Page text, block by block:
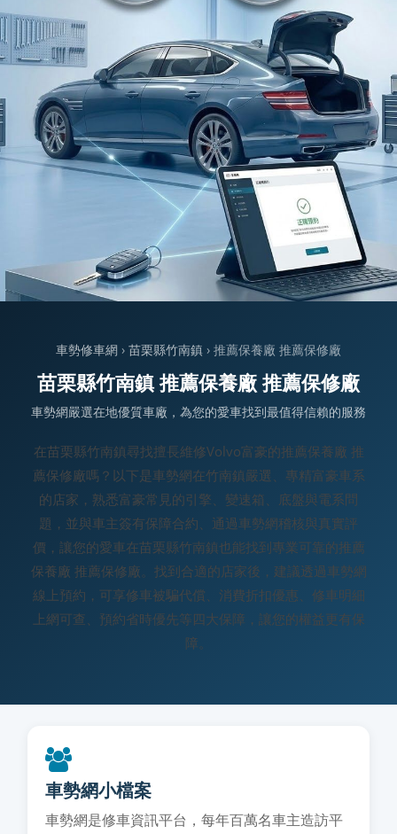
車勢修車網 › 苗栗縣竹南鎮 › 推薦保養廠 推薦保修廠
苗栗縣竹南鎮 推薦保養廠 推薦保修廠
車勢網嚴選在地優質車廠，為您的愛車找到最值得信賴的服務
在苗栗縣竹南鎮尋找擅長維修Volvo富豪的推薦保養廠 推
薦保修廠嗎？以下是車勢網在竹南鎮嚴選、專精富豪車系
的店家，熟悉富豪常見的引擎、變速箱、底盤與電系問
題，並與車主簽有保障合約、通過車勢網稽核與真實評
價，讓您的愛車在苗栗縣竹南鎮也能找到專業可靠的推薦
保養廠 推薦保修廠。找到合適的店家後，建議透過車勢網
線上預約，可享修車被騙代償、消費折扣優惠、修車明細
上網可查、預約省時優先等四大保障，讓您的權益更有保
障。
車勢網小檔案
車勢網是修車資訊平台，每年百萬名車主造訪平